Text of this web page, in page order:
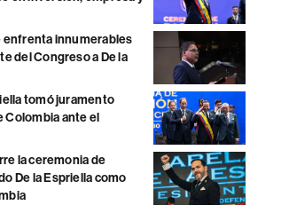
enfrenta innumerables
del Congreso a De la
tomó juramento
Colombia ante el
la ceremonia de
De la Espriella como